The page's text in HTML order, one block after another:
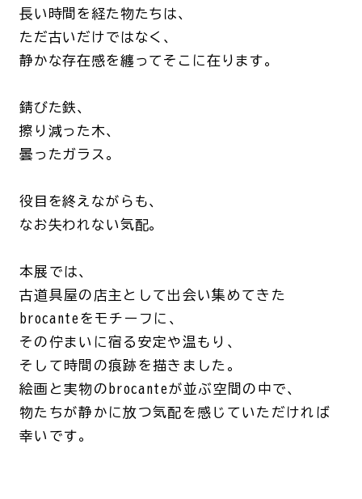
長い時間を経た物たちは、
ただ古いだけではなく、
静かな存在感を纏ってそこに在ります。
錆びた鉄、
擦り減った木、
曇ったガラス。
役目を終えながらも、
なお失われない気配。
本展では、
古道具屋の店主として出会い集めてきた
brocanteをモチー フに、
その佇まいに宿る安定や温もり、
そして時間の痕跡を描きました。
絵画と実物のbrocanteが並ぶ空間の中で、
物たちが静かに放つ気配を感じていただければ
幸いです。